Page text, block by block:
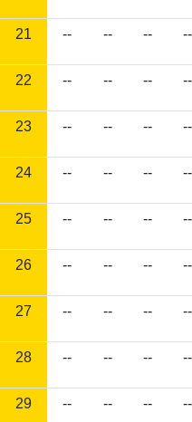
21 -- -- -- --
22 -- -- -- --
23 -- -- -- --
24 -- -- -- --
25 -- -- -- --
26 -- -- -- --
27 -- -- -- --
28 -- -- -- --
29 -- -- -- --